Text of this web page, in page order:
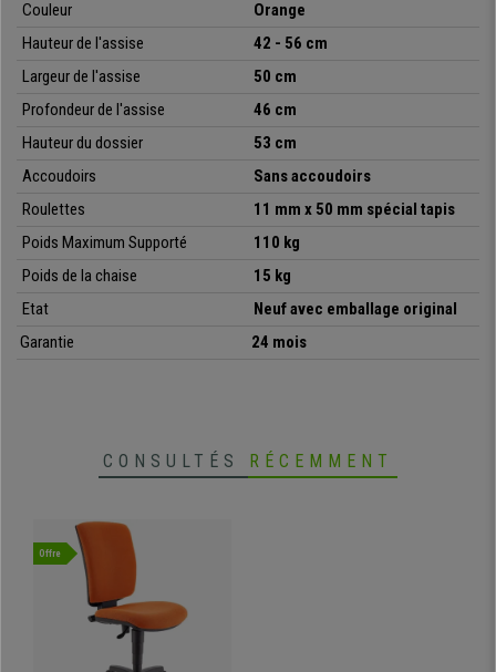
votre domicile et avec la meilleure garantie.
• Mécanisme d’inclinaison à contact permanent
• Fabrication de qualité, très résitante
Couleur
Orange
Hauteur de l'assise
42 - 56 cm
Largeur de l'assise
50 cm
Profondeur de l'assise
46 cm
Hauteur du dossier
53 cm
Accoudoirs
Sans accoudoirs
Roulettes
11 mm x 50 mm spécial tapis
Poids Maximum Supporté
110 kg
Poids de la chaise
15 kg
Etat
Neuf avec emballage original
Garantie
24 mois
CONSULTÉS RÉCEMMENT
Offre